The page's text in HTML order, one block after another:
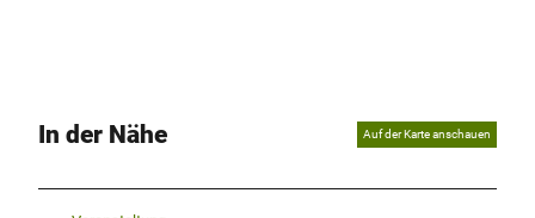
In der Nähe Auf der Karte anschauen